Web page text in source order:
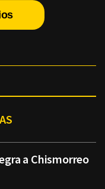
a Chismorreo